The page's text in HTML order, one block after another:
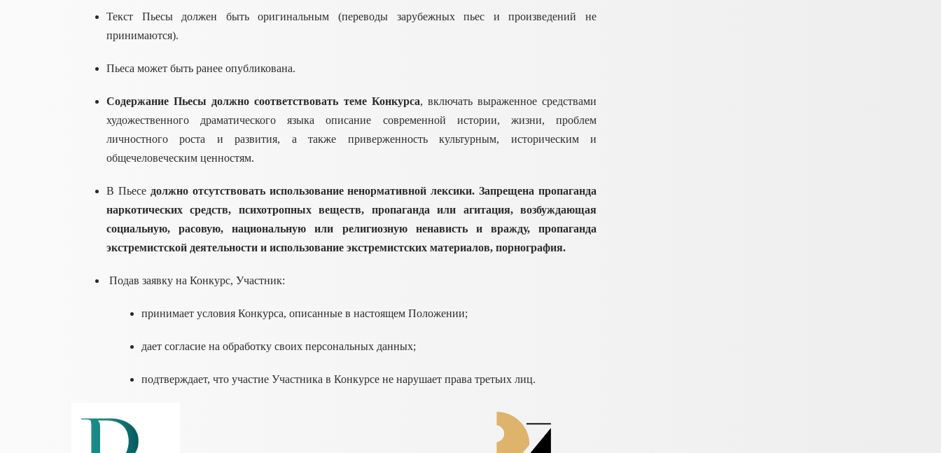
Текст Пьесы должен быть оригинальным (переводы зарубежных пьес и произведений не
принимаются).
Пьеса может быть ранее опубликована.
Содержание Пьесы должно соответствовать теме Конкурса, включать выраженное средствами
художественного драматического языка описание современной истории, жизни, проблем
личностного роста и развития, а также приверженность культурным, историческим и
общечеловеческим ценностям.
В Пьесе должно отсутствовать использование ненормативной лексики. Запрещена пропаганда
наркотических средств, психотропных веществ, пропаганда или агитация, возбуждающая
социальную, расовую, национальную или религиозную ненависть и вражду, пропаганда
экстремистской деятельности и использование экстремистских материалов, порнография.
Подав заявку на Конкурс, Участник:
принимает условия Конкурса, описанные в настоящем Положении;
дает согласие на обработку своих персональных данных;
подтверждает, что участие Участника в Конкурсе не нарушает права третьих лиц.